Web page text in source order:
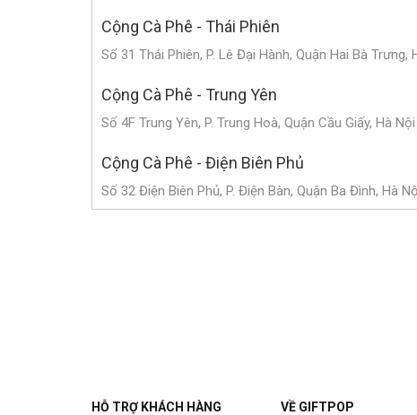
Cộng Cà Phê - Thái Phiên
Số 31 Thái Phiên, P. Lê Đại Hành, Quận Hai Bà Trưng,
Cộng Cà Phê - Trung Yên
Số 4F Trung Yên, P. Trung Hoà, Quận Cầu Giấy, Hà Nội
Cộng Cà Phê - Điện Biên Phủ
Số 32 Điện Biên Phủ, P. Điện Bàn, Quận Ba Đình, Hà
Số 94 Đường Láng, P. Thịnh Quang, Quận Đống Đa, Hà
HỖ TRỢ KHÁCH HÀNG VỀ GIFTPOP